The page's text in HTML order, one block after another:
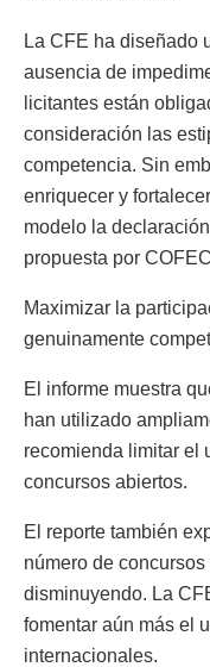
La CFE ha diseñado
ausencia de
licitantes están
consideración las
competencia. Sin
enriquecer y
modelo la
propuesta por
Maximizar la
genuinamente
El informe muestra
han utilizado
recomienda limitar el
concursos abiertos.
El reporte también
número de
disminuyendo. La
fomentar aún más el
internacionales.